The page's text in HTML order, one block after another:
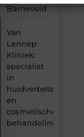
Barneveld
Van
Lennep
Kliniek:
specialist
in
huidverbetering
en
cosmetische
behandelingen